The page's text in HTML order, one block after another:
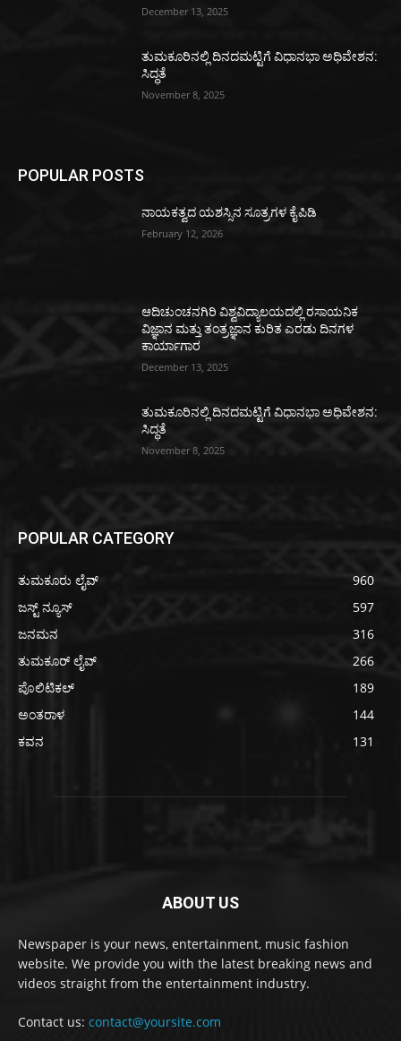
December 13, 2025
ತುಮಕೂರಿನಲ್ಲಿ ದಿನದಮಟ್ಟಿಗೆ ವಿಧಾನಭಾ ಅಧಿವೇಶನ:
ಸಿದ್ಧತೆ
November 8, 2025
POPULAR POSTS
ನಾಯಕತ್ವದ ಯಶಸ್ಸಿನ ಸೂತ್ರಗಳ ಕೈಪಿಡಿ
February 12, 2026
ಆದಿಚುಂಚನಗಿರಿ ವಿಶ್ವವಿದ್ಯಾಲಯದಲ್ಲಿ ರಸಾಯನಿಕ
ವಿಜ್ಞಾನ ಮತ್ತು ತಂತ್ರಜ್ಞಾನ ಕುರಿತ ಎರಡು ದಿನಗಳ
ಕಾರ್ಯಾಗಾರ
December 13, 2025
ತುಮಕೂರಿನಲ್ಲಿ ದಿನದಮಟ್ಟಿಗೆ ವಿಧಾನಭಾ ಅಧಿವೇಶನ:
ಸಿದ್ಧತೆ
November 8, 2025
POPULAR CATEGORY
ತುಮಕೂರು ಲೈವ್
960
ಜಸ್ಟ್ ನ್ಯೂಸ್
597
ಜನಮನ
316
ತುಮಕೂರ್ ಲೈವ್
266
ಪೊಲಿಟಿಕಲ್
189
ಅಂತರಾಳ
144
ಕವನ
131
ABOUT US
Newspaper is your news, entertainment, music fashion
website. We provide you with the latest breaking news and
videos straight from the entertainment industry.
Contact us: contact@yoursite.com